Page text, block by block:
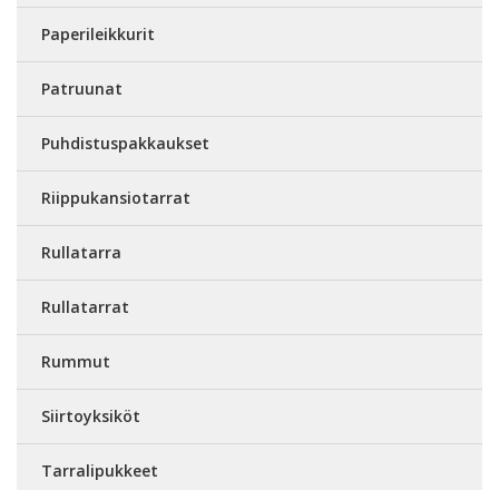
Paperileikkurit
Patruunat
Puhdistuspakkaukset
Riippukansiotarrat
Rullatarra
Rullatarrat
Rummut
Siirtoyksiköt
Tarralipukkeet